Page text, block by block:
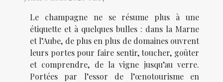
Le champagne ne se résume plus à une
étiquette et à quelques bulles : dans la Marne
et l’Aube, de plus en plus de domaines ouvrent
leurs portes pour faire sentir, toucher, goûter
et comprendre, de la vigne jusqu’au verre.
Portées par l’essor de l’œnotourisme en